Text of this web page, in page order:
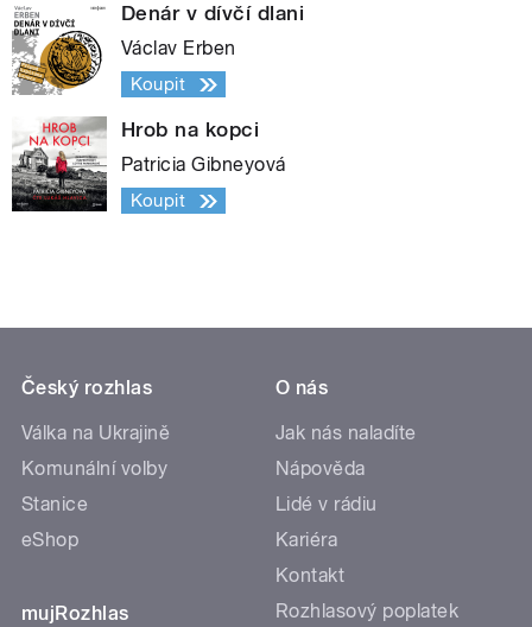
Denár v dívčí dlani
Václav Erben
Koupit
Hrob na kopci
Patricia Gibneyová
Koupit
Český rozhlas
Válka na Ukrajině
Komunální volby
Stanice
eShop
mujRozhlas
O nás
Jak nás naladíte
Nápověda
Lidé v rádiu
Kariéra
Kontakt
Rozhlasový poplatek